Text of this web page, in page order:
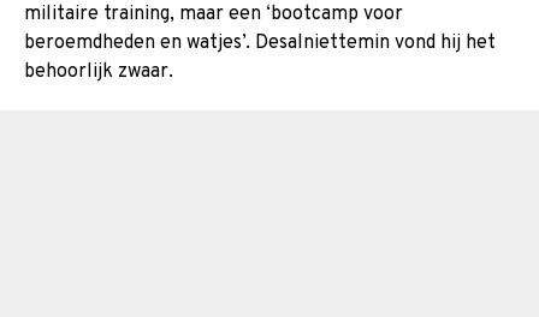
militaire training, maar een ‘bootcamp voor
beroemdheden en watjes’. Desalniettemin vond hij het
behoorlijk zwaar.